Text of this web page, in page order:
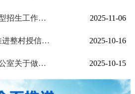
2026年高校部分特殊类型招生工作答记者问 2025-11-06
《积石山县2025年度“推进整村授信助力乡村振兴”工作实施方案》解读 2025-10-16
《积石山县人民政府办公室关于做好2025年全县城乡居民基本医疗保险参保缴费工作的通知》解读 2025-10-15